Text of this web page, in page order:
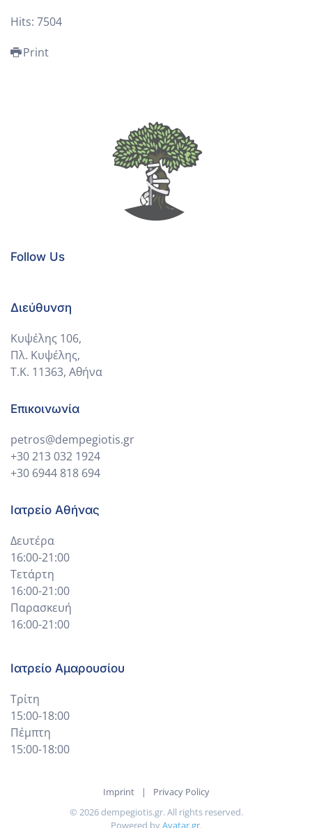
Hits: 7504
Print
Follow Us
Διεύθυνση
Κυψέλης 106,
Πλ. Κυψέλης,
Τ.Κ. 11363, Αθήνα
Επικοινωνία
petros@dempegiotis.gr
+30 213 032 1924
+30 6944 818 694
Ιατρείο Αθήνας
Δευτέρα
16:00-21:00
Τετάρτη
16:00-21:00
Παρασκευή
16:00-21:00
Ιατρείο Αμαρουσίου
Τρίτη
15:00-18:00
Πέμπτη
15:00-18:00
Imprint |
Privacy Policy
© 2026dempegiotis.gr. All rights reserved.
Powered byAvatar.gr.